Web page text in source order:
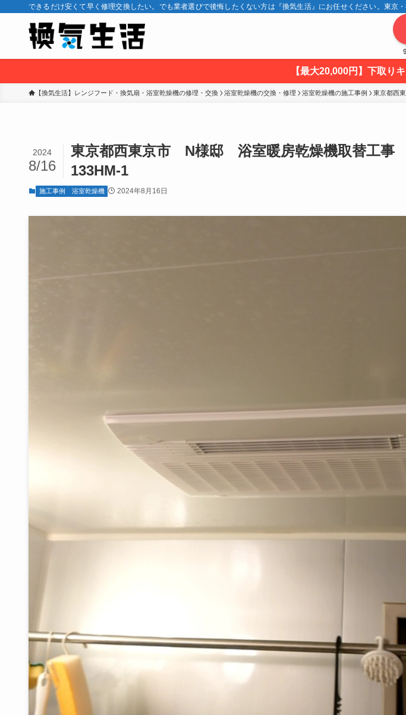
できるだけ安くて早く修理交換したい。でも業者選びで後悔したくない方は『換気生活』にお任せください。東
【最大20,000円】下取り
【換気生活】レンジフード・換気扇・浴室乾燥機の修理・交換 浴室乾燥機の交換・修理 浴室乾燥機の施工事例 東京都西
東京都西東京市 N様邸 浴室暖房乾燥機取替工
133HM-1
2024
8/16
施工事例 浴室乾燥機 2024年8月16日